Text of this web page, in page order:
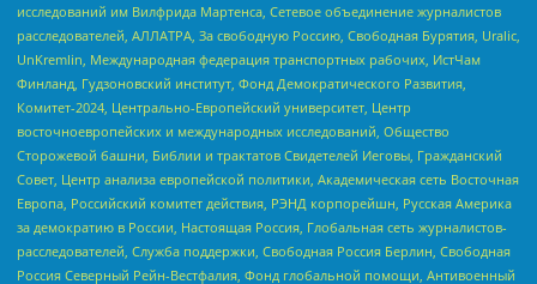
исследований им Вилфрида Мартенса, Сетевое объединение журналистов
расследователей, АЛЛАТРА, За свободную Россию, Свободная Бурятия, Uralic,
UnKremlin, Международная федерация транспортных рабочих, ИстЧам
Финланд, Гудзоновский институт, Фонд Демократического Развития,
Комитет-2024, Центрально-Европейский университет, Центр
восточноевропейских и международных исследований, Общество
Сторожевой башни, Библии и трактатов Свидетелей Иеговы, Гражданский
Совет, Центр анализа европейской политики, Академическая сеть Восточная
Европа, Российский комитет действия, РЭНД корпорейшн, Русская Америка
за демократию в России, Настоящая Россия, Глобальная сеть журналистов-
расследователей, Служба поддержки, Свободная Россия Берлин, Свободная
Россия Северный Рейн-Вестфалия, Фонд глобальной помощи, Антивоенный